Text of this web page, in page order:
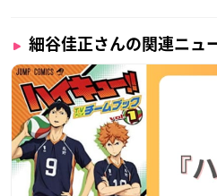
細谷佳正さんの関連ニュ